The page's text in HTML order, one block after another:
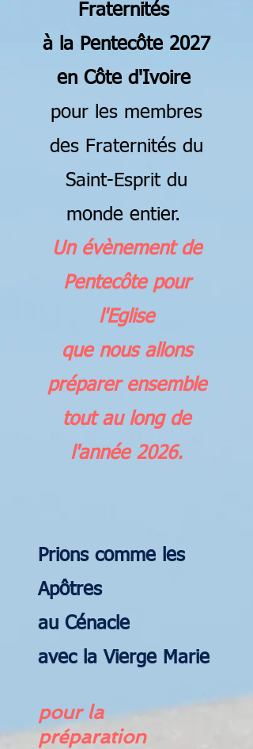
Fraternités
à la Pentecôte 2027
en Côte d'Ivoire
pour les membres
des Fraternités du
Saint-Esprit du
monde entier.
Un évènement de
Pentecôte pour
l'Eglise
que nous allons
préparer ensemble
tout au long de
l'année 2026.
Prions comme les
Apôtres
au Cénacle
avec la Vierge Marie
pour la
préparation